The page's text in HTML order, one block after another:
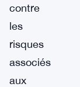
contre
les
risques
associés
aux